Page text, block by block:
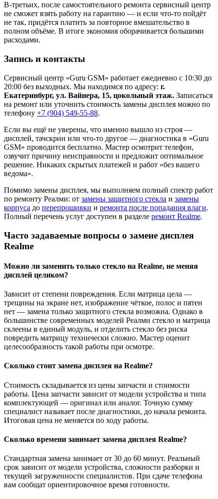
В-третьих, после самостоятельного ремонта сервисный центр
не сможет взять работу на гарантию — и если что-то пойдёт
не так, придётся платить за повторное вмешательство в
полном объёме. В итоге экономия оборачивается большими
расходами.
Запись и контакты
Сервисный центр «Guru GSM» работает ежедневно с 10:30 до
20:00 без выходных. Мы находимся по адресу: г.
Екатеринбург, ул. Вайнера, 15, цокольный этаж. Записаться
на ремонт или уточнить стоимость замены дисплея можно по
телефону +7 (904) 549-55-88.
Если вы ещё не уверены, что именно вышло из строя —
дисплей, тачскрин или что-то другое — диагностика в «Guru
GSM» проводится бесплатно. Мастер осмотрит телефон,
озвучит причину неисправности и предложит оптимальное
решение. Никаких скрытых платежей и работ «без вашего
ведома».
Помимо замены дисплея, мы выполняем полный спектр работ
по ремонту Реалми: от замены защитного стекла и замены
корпуса до перепрошивки и ремонта после попадания влаги.
Полный перечень услуг доступен в разделе ремонт Realme.
Часто задаваемые вопросы о замене дисплея
Realme
Можно ли заменить только стекло на Realme, не меняя
дисплей целиком?
Зависит от степени повреждения. Если матрица цела —
трещины на экране нет, изображение чёткое, полос и пятен
нет — замена только защитного стекла возможна. Однако в
большинстве современных моделей Реалми стекло и матрица
склеены в единый модуль, и отделить стекло без риска
повредить матрицу технически сложно. Мастер оценит
целесообразность такой работы при осмотре.
Сколько стоит замена дисплея на Realme?
Стоимость складывается из цены запчасти и стоимости
работы. Цена запчасти зависит от модели устройства и типа
комплектующей — оригинал или аналог. Точную сумму
специалист называет после диагностики, до начала ремонта.
Итоговая цена не меняется по ходу работы.
Сколько времени занимает замена дисплея Realme?
Стандартная замена занимает от 30 до 60 минут. Реальный
срок зависит от модели устройства, сложности разборки и
текущей загруженности специалистов. При сдаче телефона
вам сообщат ориентировочное время готовности.